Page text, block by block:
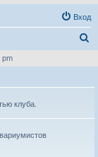
Вход
с
pm
клуба.